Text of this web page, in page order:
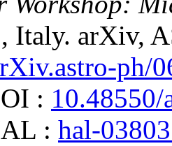
Italy. arXiv,
ph/
:
: hal-